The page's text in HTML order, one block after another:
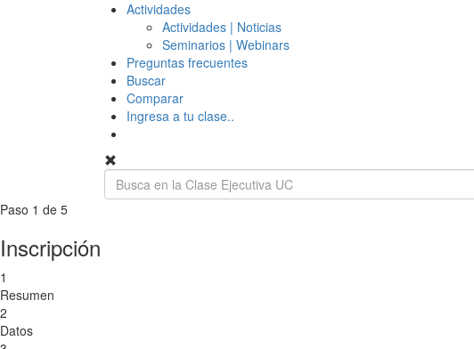
Actividades
Actividades | Noticias
Seminarios | Webinars
Preguntas frecuentes
Buscar
Comparar
Ingresa a tu clase..
Paso 1 de 5
Inscripción
1
Resumen
2
Datos